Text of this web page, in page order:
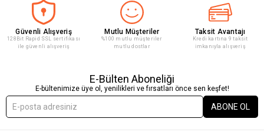
Güvenli Alışveriş
128Bit Rapid SSL sertifikası
ile güvenli alışveriş
Mutlu Müşteriler
%100 mutlu müşteriler
mutlu dostlar
Taksit Avantajı
Kredi kartına 9 taksit
imkanıyla alışveriş
E-Bülten Aboneliği
E-bültenimize üye ol, yenilikleri ve fırsatları önce sen keşfet!
ABONE OL